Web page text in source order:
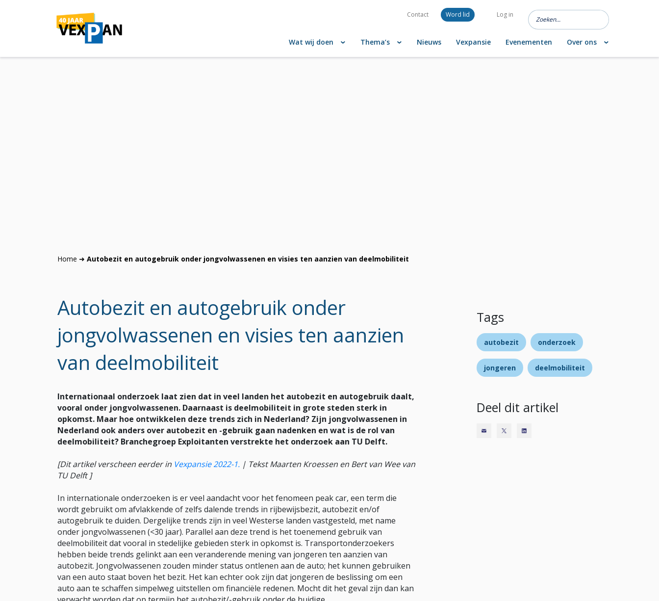
Contact Word lid Log in
Wat wij doen Thema’s Nieuws Vexpansie Evenementen Over ons
Home ➜ Autobezit en autogebruik onder jongvolwassenen en visies ten aanzien van deelmobiliteit
Autobezit en autogebruik onder
jongvolwassenen en visies ten aanzien
van deelmobiliteit
Internationaal onderzoek laat zien dat in veel landen het autobezit en autogebruik daalt,
vooral onder jongvolwassenen. Daarnaast is deelmobiliteit in grote steden sterk in
opkomst. Maar hoe ontwikkelen deze trends zich in Nederland? Zijn jongvolwassenen in
Nederland ook anders over autobezit en -gebruik gaan nadenken en wat is de rol van
deelmobiliteit? Branchegroep Exploitanten verstrekte het onderzoek aan TU Delft.
[Dit artikel verscheen eerder in Vexpansie 2022-1. | Tekst Maarten Kroessen en Bert van Wee van
TU Delft ]
In internationale onderzoeken is er veel aandacht voor het fenomeen peak car, een term die
wordt gebruikt om afvlakkende of zelfs dalende trends in rijbewijsbezit, autobezit en/of
autogebruik te duiden. Dergelijke trends zijn in veel Westerse landen vastgesteld, met name
onder jongvolwassenen (<30 jaar). Parallel aan deze trend is het toenemend gebruik van
deelmobiliteit dat vooral in stedelijke gebieden sterk in opkomst is. Transportonderzoekers
hebben beide trends gelinkt aan een veranderende mening van jongeren ten aanzien van
autobezit. Jongvolwassenen zouden minder status ontlenen aan de auto; het kunnen gebruiken
van een auto staat boven het bezit. Het kan echter ook zijn dat jongeren de beslissing om een
auto aan te schaffen simpelweg uitstellen om financiële redenen. Mocht dit het geval zijn dan kan
Tags
autobezit onderzoek
jongeren deelmobiliteit
Deel dit artikel